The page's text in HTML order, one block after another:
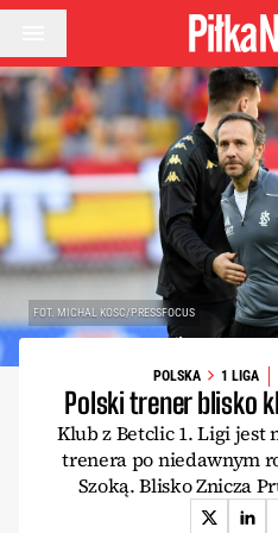
Przejdź do treści
FOT. MICHAL KOSC/PRESSFOCUS
POLSKA 1 LIGA
Polski trener blisko
Klub z Betclic 1. Ligi jest
trenera po niedawnym
Szoką. Blisko Znicza